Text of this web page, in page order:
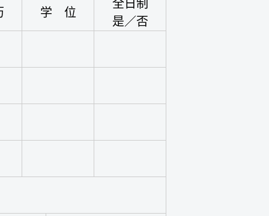
学 位
全日制
是／否